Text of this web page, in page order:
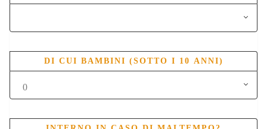
DI CUI BAMBINI (SOTTO I 10 ANNI)